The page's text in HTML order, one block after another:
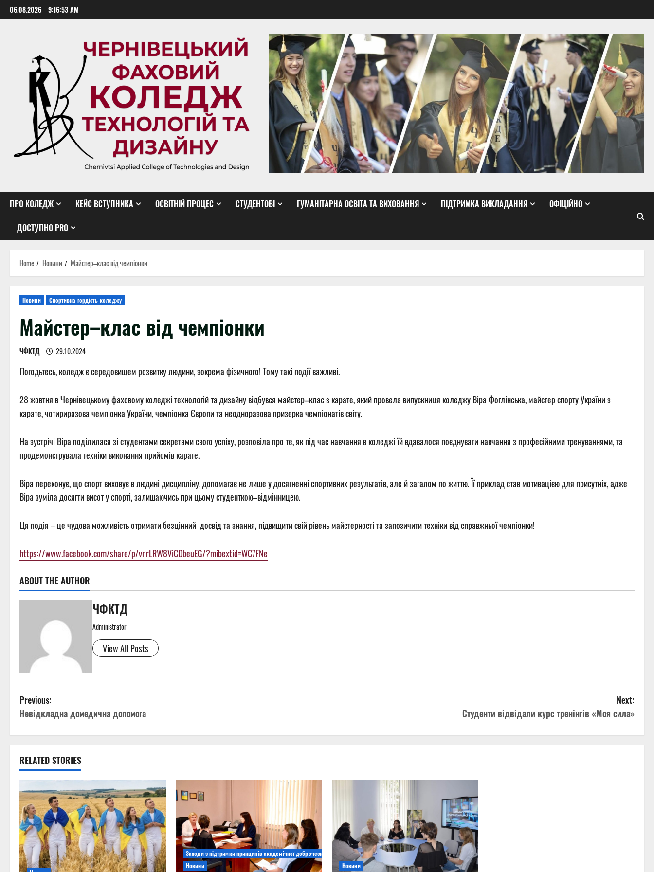
Skip
to
06.08.2026 9:16:54 AM
ПРО КОЛЕДЖ КЕЙС ВСТУПНИКА ОСВІТНІЙ ПРОЦЕС СТУДЕНТОВІ ГУМАНІТАРНА ОСВІТА ТА ВИХОВАННЯ ПІДТРИМКА ВИКЛАДАННЯ ОФІЦІЙНО
ДОСТУПНО PRO
Home Новини Майстер–клас від чемпіонки
Новини Спортивна гордість коледжу
Майстер–клас від чемпіонки
ЧФКТД 29.10.2024
Погодьтесь, коледж є середовищем розвитку людини, зокрема фізичного! Тому такі події важливі.
28 жовтня в Чернівецькому фаховому коледжі технологій та дизайну відбувся майстер–клас з карате, який провела випускниця коледжу Віра Фоглінська, майстер спорту України з
карате, чотириразова чемпіонка України, чемпіонка Європи та неодноразова призерка чемпіонатів світу.
На зустрічі Віра поділилася зі студентами секретами свого успіху, розповіла про те, як під час навчання в коледжі їй вдавалося поєднувати навчання з професійними тренуваннями, та
продемонструвала техніки виконання прийомів карате.
Віра переконує, що спорт виховує в людині дисципліну, допомагає не лише у досягненні спортивних результатів, але й загалом по життю. Її приклад став мотивацією для присутніх, адже
Віра зуміла досягти висот у спорті, залишаючись при цьому студенткою–відмінницею.
Ця подія – це чудова можливість отримати безцінний досвід та знання, підвищити свій рівень майстерності та запозичити техніки від справжньої чемпіонки!
https://www.facebook.com/share/p/vnrLRW8ViCDbeuEG/?mibextid=WC7FNe
ABOUT THE AUTHOR
ЧФКТД
Administrator
View All Posts
P
o
t
n
a
v
i
g
Previous:
Невідкладна домедична допомога
Next:
Студенти відвідали курс тренінгів «Моя сила»
RELATED STORIES
Заходи з підтримки принципів академічної доброчесності
Новини
Новини